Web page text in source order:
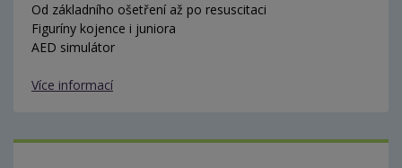
Od základního ošetření až po resuscitaci
Figuríny kojence i juniora
AED simulátor
Více informací